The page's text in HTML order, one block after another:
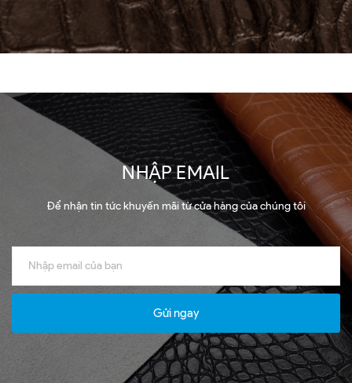
NHẬP EMAIL
Để nhận tin tức khuyến mãi từ cửa hàng của chúng tôi
Gửi ngay